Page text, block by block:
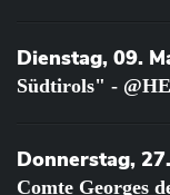
Dienstag, 09.
Südtirols" -
Donnerstag,
Comte Georges